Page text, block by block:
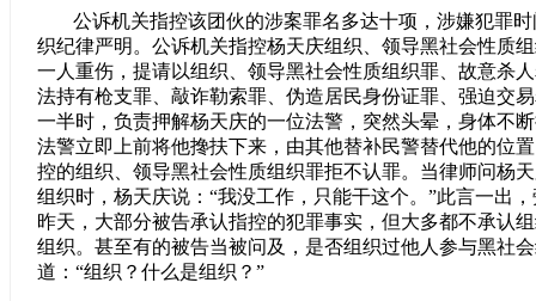
公诉机关指控该团伙的涉案罪名多达十项，涉嫌犯罪
织纪律严明。公诉机关指控杨天庆组织、领导黑社会性质
一人重伤，提请以组织、领导黑社会性质组织罪、故意杀
法持有枪支罪、敲诈勒索罪、伪造居民身份证罪、强迫交
一半时，负责押解杨天庆的一位法警，突然头晕，身体不
法警立即上前将他搀扶下来，由其他替补民警替代他的位
控的组织、领导黑社会性质组织罪拒不认罪。当律师问杨
组织时，杨天庆说：“我没工作，只能干这个。”此言一出
昨天，大部分被告承认指控的犯罪事实，但大多都不承认
组织。甚至有的被告当被问及，是否组织过他人参与黑社
道：“组织？什么是组织？”